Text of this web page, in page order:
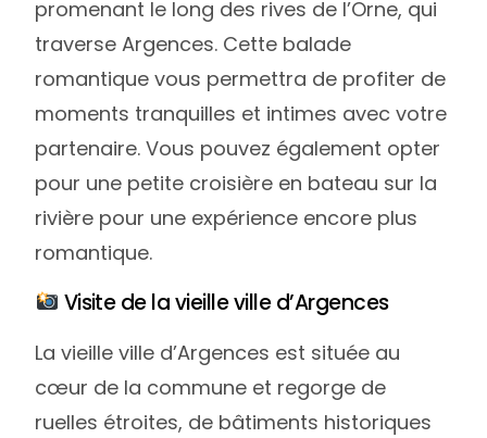
promenant le long des rives de l’Orne, qui
traverse Argences. Cette balade
romantique vous permettra de profiter de
moments tranquilles et intimes avec votre
partenaire. Vous pouvez également opter
pour une petite croisière en bateau sur la
rivière pour une expérience encore plus
romantique.
Visite de la vieille ville d’Argences
La vieille ville d’Argences est située au
cœur de la commune et regorge de
ruelles étroites, de bâtiments historiques